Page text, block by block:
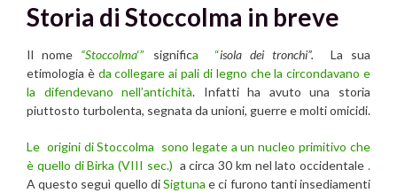
Storia di Stoccolma in breve
Il nome “Stoccolma‘” significa “isola dei tronchi”. La sua
etimologia è da collegare ai pali di legno che la circondavano e
la difendevano nell’antichità. Infatti ha avuto una storia
piuttosto turbolenta, segnata da unioni, guerre e molti omicidi.
Le origini di Stoccolma sono legate a un nucleo primitivo che
è quello di Birka (VIII sec.) a circa 30 km nel lato occidentale.
A questo seguì quello diSigtuna e ci furono tanti insediamenti